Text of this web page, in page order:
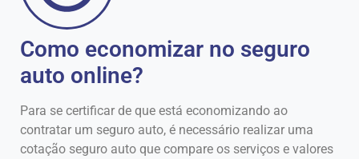
Como economizar no seguro
auto online?
Para se certificar de que está economizando ao
contratar um seguro auto, é necessário realizar uma
cotação seguro auto que compare os serviços e valores